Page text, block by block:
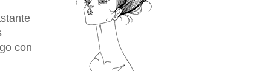
con